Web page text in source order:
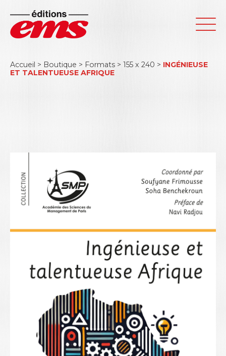
Accueil > Boutique > Formats > 155 x 240 > INGÉNIEUSE
ET TALENTUEUSE AFRIQUE